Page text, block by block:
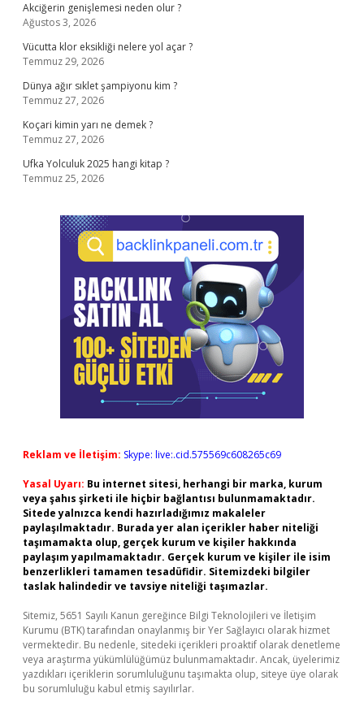
Akciğerin genişlemesi neden olur ?
Ağustos 3, 2026
Vücutta klor eksikliği nelere yol açar ?
Temmuz 29, 2026
Dünya ağır sıklet şampiyonu kim ?
Temmuz 27, 2026
Koçari kimin yarı ne demek ?
Temmuz 27, 2026
Ufka Yolculuk 2025 hangi kitap ?
Temmuz 25, 2026
Reklam ve İletişim: Skype: live:.cid.575569c608265c69
Yasal Uyarı: Bu internet sitesi, herhangi bir marka, kurum
veya şahıs şirketi ile hiçbir bağlantısı bulunmamaktadır.
Sitede yalnızca kendi hazırladığımız makaleler
paylaşılmaktadır. Burada yer alan içerikler haber niteliği
taşımamakta olup, gerçek kurum ve kişiler hakkında
paylaşım yapılmamaktadır. Gerçek kurum ve kişiler ile isim
benzerlikleri tamamen tesadüfidir. Sitemizdeki bilgiler
taslak halindedir ve tavsiye niteliği taşımazlar.
Sitemiz, 5651 Sayılı Kanun gereğince Bilgi Teknolojileri ve İletişim
Kurumu (BTK) tarafından onaylanmış bir Yer Sağlayıcı olarak hizmet
vermektedir. Bu nedenle, sitedeki içerikleri proaktif olarak denetleme
veya araştırma yükümlülüğümüz bulunmamaktadır. Ancak, üyelerimiz
yazdıkları içeriklerin sorumluluğunu taşımakta olup, siteye üye olarak
bu sorumluluğu kabul etmiş sayılırlar.